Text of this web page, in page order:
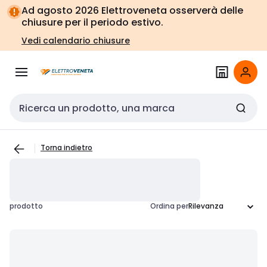
Vai alla
navigazione
Vai
alla
pagina
Ad agosto 2026 Elettroveneta osserverà delle
chiusure per il periodo estivo.
Vedi calendario chiusure
Cerca input
Torna indietro
prodotto Ordina per